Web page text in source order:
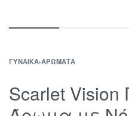
ΓΥΝΑΊΚΑ›ΑΡΏΜΑΤΑ
Scarlet Vision